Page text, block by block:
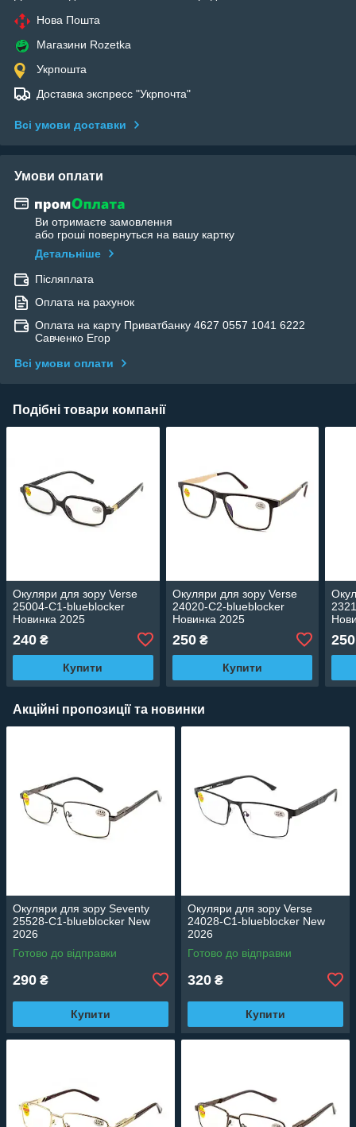
Нова Пошта
Магазини Rozetka
Укрпошта
Доставка экспресс "Укрпочта"
Всі умови доставки
Умови оплати
Ви отримаєте замовлення
або гроші повернуться на вашу картку
Детальніше
Післяплата
Оплата на рахунок
Оплата на карту Приватбанку 4627 0557 1041 6222
Савченко Егор
Всі умови оплати
Подібні товари компанії
Окуляри для зору Verse
25004-C1-blueblocker
Новинка 2025
240 ₴
Купити
Окуляри для зору Verse
24020-C2-blueblocker
Новинка 2025
250₴
Купити
250
Акційні пропозиції та новинки
Окуляри для зору Seventy
25528-C1-blueblocker New
2026
Готово до відправки
290 ₴
Купити
Окуляри для зору Verse
24028-C1-blueblocker New
2026
Готово до відправки
320 ₴
Купити